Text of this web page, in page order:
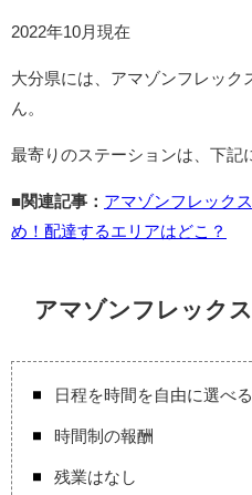
2022年10月現在
大分県には、アマゾンフレック
ん。
最寄りのステーションは、下記
■関連記事： アマゾンフレック
め！配達するエリアはどこ？
アマゾンフレック
日程を時間を自由に選べる
時間制の報酬
残業はなし